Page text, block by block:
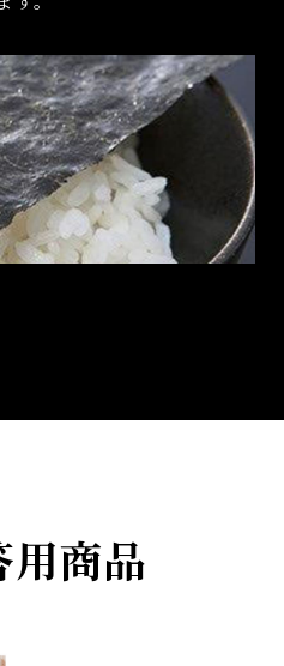
用商品